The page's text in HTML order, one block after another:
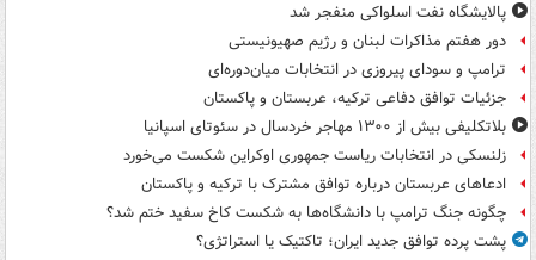
پالایشگاه نفت اسلواکی منفجر شد
دور هفتم مذاکرات لبنان و رژیم صهیونیستی
ترامپ و سودای پیروزی در انتخابات میان‌دوره‌ای
جزئیات توافق دفاعی ترکیه، عربستان و پاکستان
بلاتکلیفی بیش از ۱۳۰۰ مهاجر خردسال در سئوتای اسپانیا
زلنسکی در انتخابات ریاست جمهوری اوکراین شکست می‌خورد
ادعاهای عربستان درباره توافق مشترک با ترکیه و پاکستان
چگونه جنگ ترامپ با دانشگاه‌ها به شکست کاخ سفید ختم شد؟
پشت پرده توافق جدید ایران؛ تاکتیک یا استراتژی؟